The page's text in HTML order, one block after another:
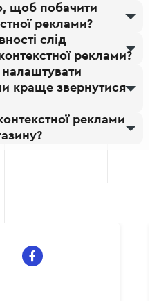
щоб побачити
реклами?
слід
реклами?
краще звернутися
реклами